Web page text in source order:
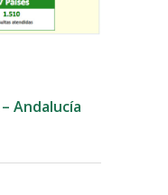
Andalucía